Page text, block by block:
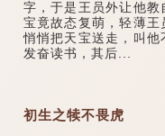
字，于是王员外让他
宝竟故态复萌，轻薄
悄悄把天宝送走，叫
发奋读书，其后...
初生之犊不畏虎